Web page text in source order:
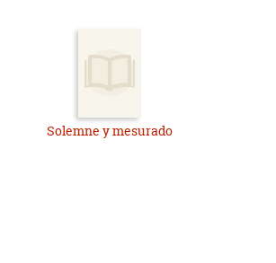
Solemne y mesurado